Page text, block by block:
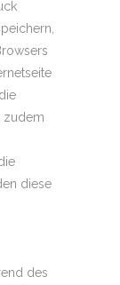
zudem
diese
des